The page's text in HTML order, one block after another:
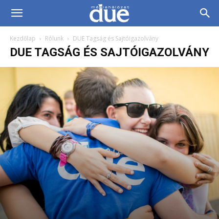
DUE
Médiahálózat…
Kezdőlap Rólunk DUE Tagság és Sajtóigazolvány
DUE TAGSÁG ÉS SAJTÓIGAZOLVÁNY